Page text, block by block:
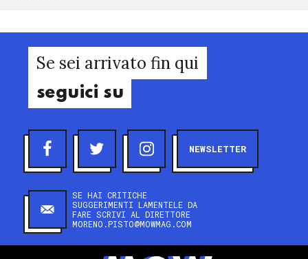
Se sei arrivato fin qui
seguici su
NEWSLETTER
SE HAI CRITICHE
SUGGERIMENTI LAMENTELE DA
FARE SCRIVI AL DIRETTORE
MORENO.PISTO@MOWMAG.COM